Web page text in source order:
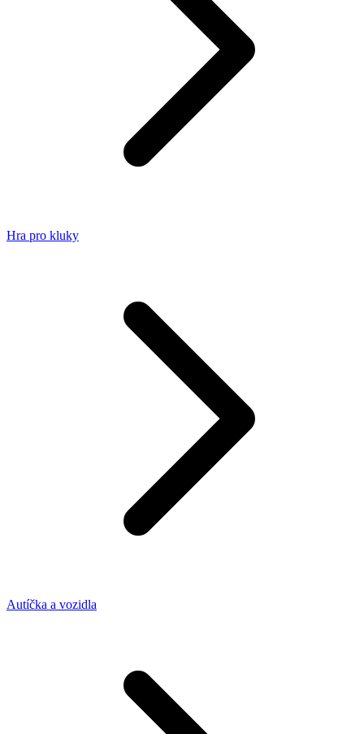
Hra pro kluky
Autíčka a vozidla